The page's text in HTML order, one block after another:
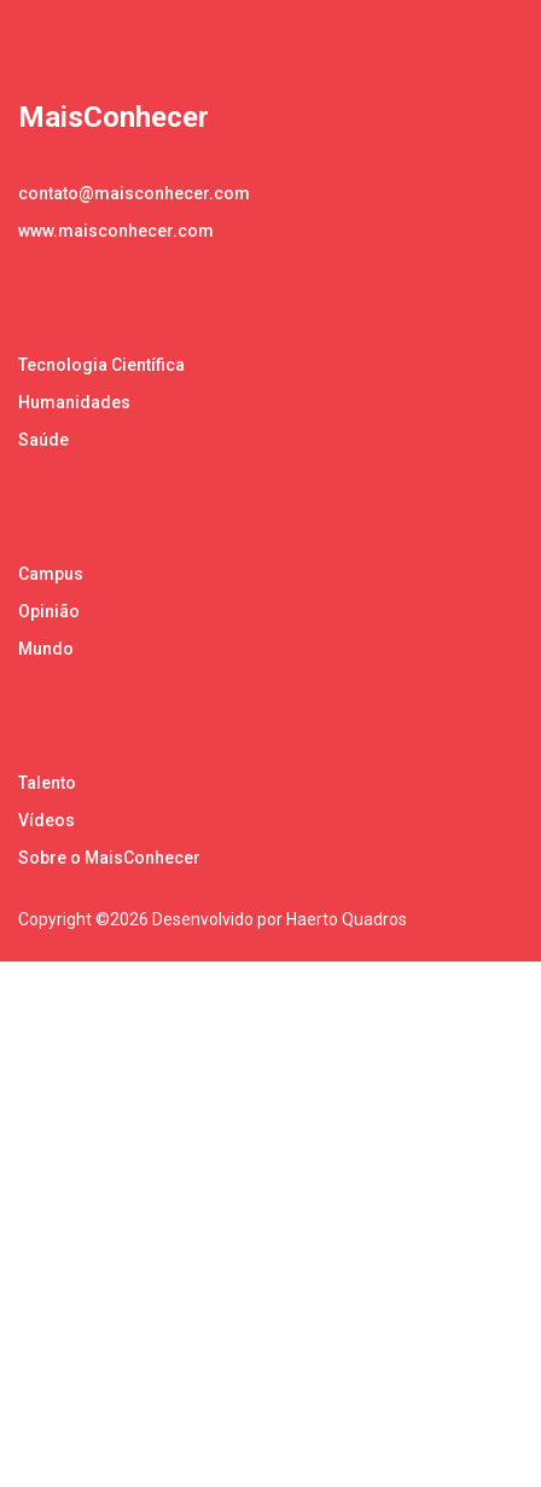
MaisConhecer
contato@maisconhecer.com
www.maisconhecer.com
Tecnologia Científica
Humanidades
Saúde
Campus
Opinião
Mundo
Talento
Vídeos
Sobre o MaisConhecer
Copyright ©2026 Desenvolvido por Haerto Quadros